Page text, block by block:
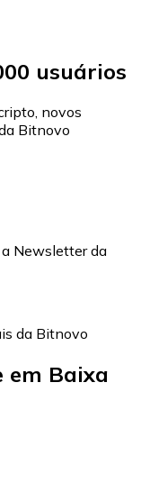
usuários
novos
Bitnovo
Newsletter da
da Bitnovo
em Baixa